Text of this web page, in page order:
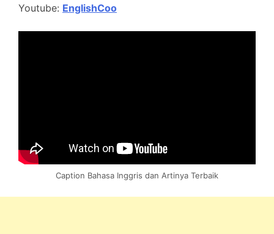
Youtube: EnglishCoo
Caption Bahasa Inggris dan Artinya Terbaik